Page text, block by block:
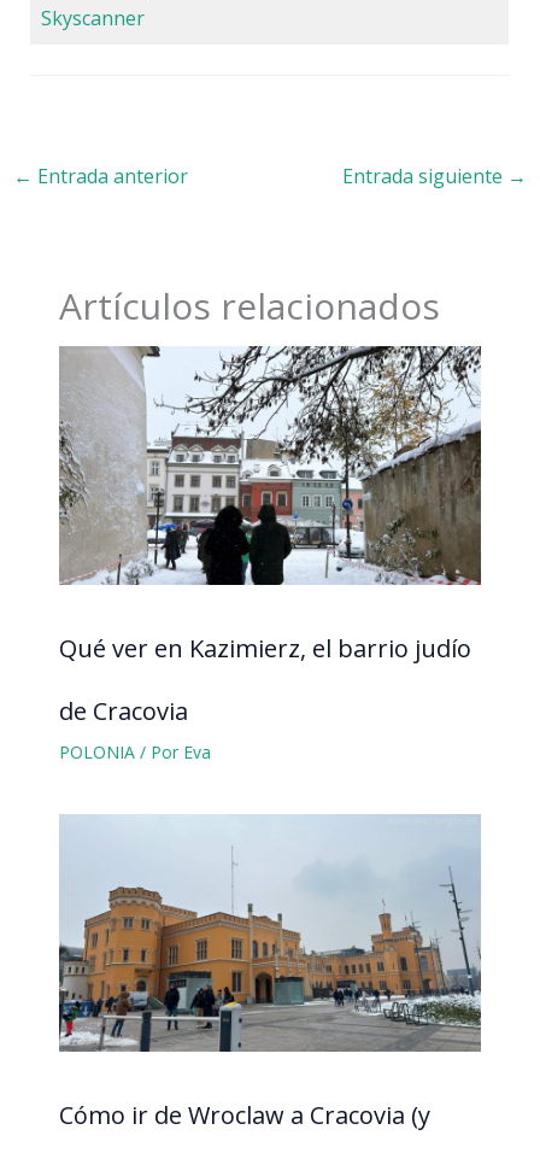
Skyscanner
← Entrada anterior Entrada siguiente →
Artículos relacionados
Qué ver en Kazimierz, el barrio judío
de Cracovia
POLONIA/ Por Eva
Cómo ir de Wroclaw a Cracovia (y